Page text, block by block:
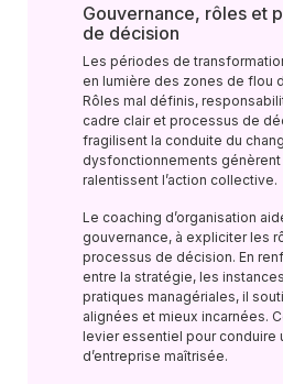
Gouvernance, rôles et
de décision
Les périodes de
en lumière des zones de flou
Rôles mal définis,
cadre clair et processus de
fragilisent la conduite du
dysfonctionnements
ralentissent l’action collective.
Le coaching d’organisation
gouvernance, à expliciter les
processus de décision. En
entre la stratégie, les
pratiques managériales, il
alignées et mieux incarnées.
levier essentiel pour conduire
d’entreprise maîtrisée.